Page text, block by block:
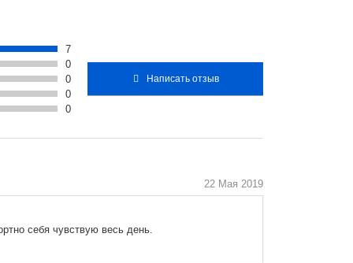
7
0
0
0
0
Написать отзыв
22 Мая 2019
себя чувствую весь день.